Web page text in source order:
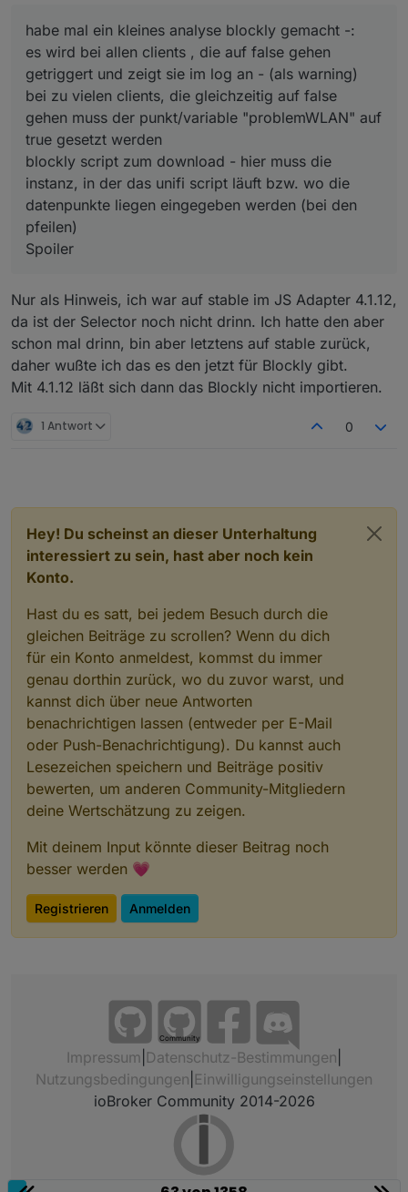
liegen eingegeben werden (bei den pfeilen)
Spoiler
angemeldetew clients - ist ein client nicht
angemeldet, sind auch keine daten vorhanden - der
controller hat keinen true/false zustand. der
controller hält den client noch für ca 5 min aktiv,
bevor er ihn ganz aus seiner datenbank löscht
im script wird also bei 2 triggern auf false gesetzt:
wenn der last_seen_by_uap (wann wurde das
gerät zum letzten mal gesehen) größer
"abfragezyklus+abfrageoffset" ist
wenn es keine daten mehr über den client gibt
beieinzelnenclients , die probleme machen mit
einem zu schnellen false, kann dies über
bei
clients, die gleichzeitig auf false gehen
einstellungen (im controller-admin) - unter
meine eigene werte sind: abfragezyklus=20000
nicht (=> false) - mit dieser einstellung habe ich
keinerlei probleme - aber die netzwerke und
clients sind bei jedem verschieden und können
mit diesen variablen eingestellt werden.
habe mal ein kleines analyse blockly gemacht -:
es wird bei allen clients , die auf false gehen
getriggert und zeigt sie im log an - (als warning)
bei zu vielen clients, die gleichzeitig auf false
gehen muss der punkt/variable "problemWLAN" auf
true gesetzt werden
blockly script zum download - hier muss die
instanz, in der das unifi script läuft bzw. wo die
datenpunkte liegen eingegeben werden (bei den
pfeilen)
Spoiler
Nur als Hinweis, ich war auf stable im JS Adapter 4.1.12,
da ist der Selector noch nicht drinn. Ich hatte den aber
schon mal drinn, bin aber letztens auf stable zurück,
daher wußte ich das es den jetzt für Blockly gibt.
Mit 4.1.12 läßt sich dann das Blockly nicht importieren.
1 Antwort 0
Hey! Du scheinst an dieser Unterhaltung
interessiert zu sein, hast aber noch kein
Konto.
Hast du es satt, bei jedem Besuch durch die
gleichen Beiträge zu scrollen? Wenn du dich
für ein Konto anmeldest, kommst du immer
genau dorthin zurück, wo du zuvor warst, und
kannst dich über neue Antworten
benachrichtigen lassen (entweder per E-Mail
oder Push-Benachrichtigung). Du kannst auch
Lesezeichen speichern und Beiträge positiv
bewerten, um anderen Community-Mitgliedern
deine Wertschätzung zu zeigen.
Mit deinem Input könnte dieser Beitrag noch
besser werden 💗
Registrieren Anmelden
Community
Impressum Datenschutz-Bestimmungen
Nutzungsbedingungen Einwilligungseinstellungen
ioBroker Community 2014-2026